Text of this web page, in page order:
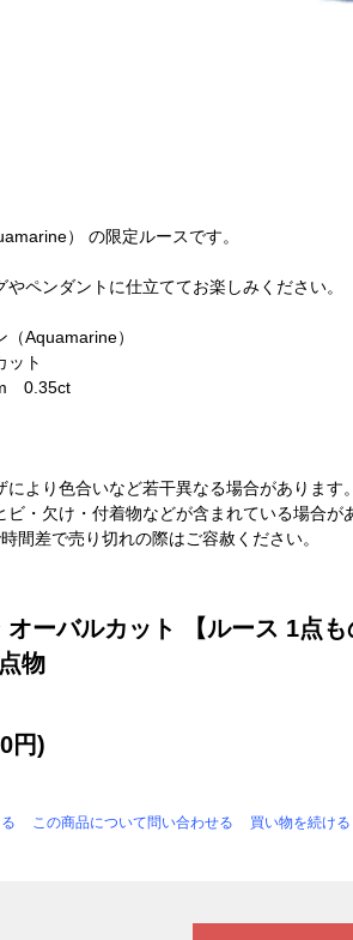
） の限定ルースです。
ペンダントに仕立ててお楽しみください。
Aquamarine）
ット
0.35ct
より色合いなど若干異なる場合があります。
・欠け・付着物などが含まれている場合が
間差で売り切れの際はご容赦ください。
オーバルカット 【ルース 1点
物
円)
この商品について問い合わせる 買い物を続ける